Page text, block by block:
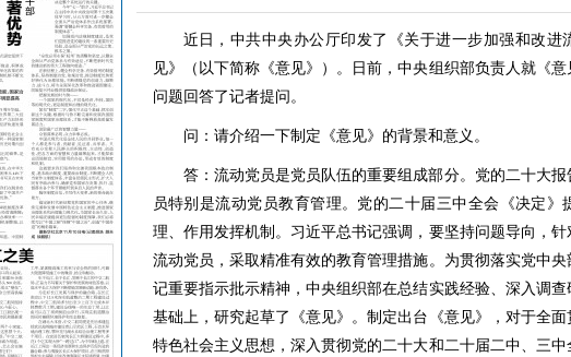
近日，中共中央办公厅印发了《关于进一步加强和改进
见》（以下简称《意见》）。日前，中央组织部负责人就《
问题回答了记者提问。
问：请介绍一下制定《意见》的背景和意义。
答：流动党员是党员队伍的重要组成部分。党的二十大
员特别是流动党员教育管理。党的二十届三中全会《决定》
理、作用发挥机制。习近平总书记强调，要坚持问题导向，
流动党员，采取精准有效的教育管理措施。为贯彻落实党中
记重要指示批示精神，中央组织部在总结实践经验、深入调
基础上，研究起草了《意见》。制定出台《意见》，对于全面
特色社会主义思想，深入贯彻党的二十大和二十届二中、三